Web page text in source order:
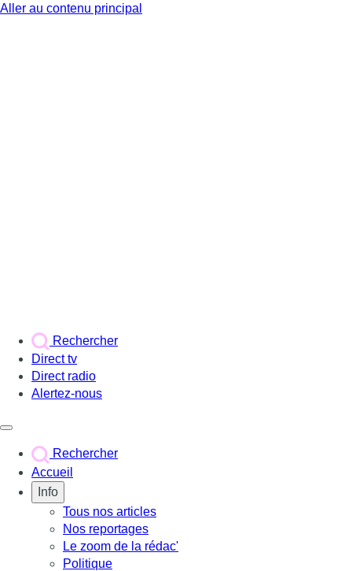
Aller au contenu principal
Rechercher
Direct tv
Direct radio
Alertez-nous
Rechercher
Accueil
Info
Tous nos articles
Nos reportages
Le zoom de la rédac'
Politique